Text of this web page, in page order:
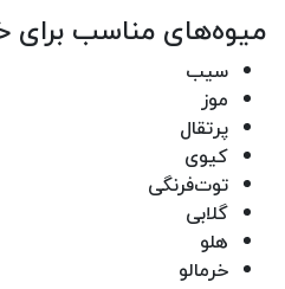
میوه‌های مناسب
سیب
موز
پرتقال
کیوی
توت‌فرنگی
گلابی
هلو
خرمالو